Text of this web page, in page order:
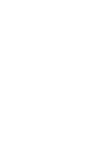
gali tapti
sąraše!